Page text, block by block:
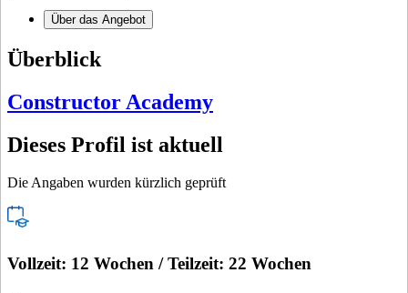
Über das Angebot
Überblick
Constructor Academy
Dieses Profil ist aktuell
Die Angaben wurden kürzlich geprüft
Vollzeit: 12 Wochen / Teilzeit: 22 Wochen